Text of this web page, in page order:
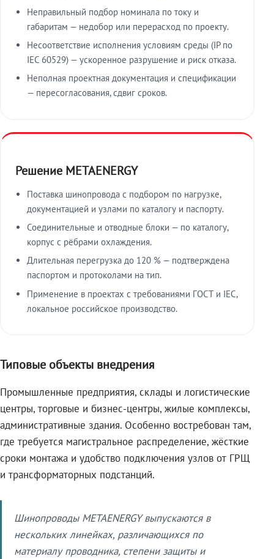
Неправильный подбор номинала по току и
габаритам — недобор или перерасход по проекту.
Несоответствие исполнения условиям среды (IP по
IEC 60529) — ускоренное разрушение и риск отказа.
Неполная проектная документация и спецификации
— пересогласования, сдвиг сроков.
Решение METAENERGY
Поставка шинопровода с подбором по нагрузке,
документацией и узлами по каталогу и паспорту.
Соединительные и отводные блоки — по каталогу,
корпус с рёбрами охлаждения.
Длительная перегрузка до 120 % — подтверждена
паспортом и протоколами на тип.
Применение в проектах с требованиями ГОСТ и IEC,
локальное российское производство.
Типовые объекты внедрения
Промышленные предприятия, склады и логистические
центры, торговые и бизнес-центры, жилые комплексы,
административные здания. Особенно востребован там,
где требуется магистральное распределение, жёсткие
сроки монтажа и удобство подключения узлов от ГРЩ
и трансформаторных подстанций.
Шинопроводы METAENERGY выпускаются в
нескольких линейках, различающихся по
материалу проводника, степени защиты и